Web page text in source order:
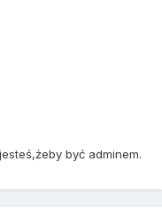
być adminem.